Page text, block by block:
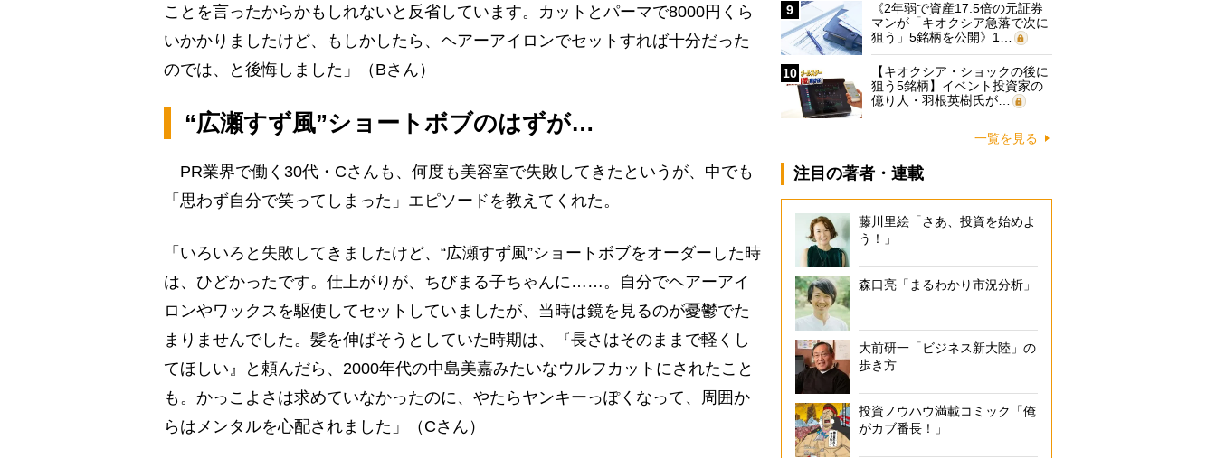
ことを言ったからかもしれないと反省しています。カットとパーマで8000円くら
いかかりましたけど、もしかしたら、ヘアーアイロンでセットすれば十分だった
のでは、と後悔しました」（Bさん）
“広瀬すず風”ショートボブのはずが…
PR業界で働く30代・Cさんも、何度も美容室で失敗してきたというが、中でも
「思わず自分で笑ってしまった」エピソードを教えてくれた。
「いろいろと失敗してきましたけど、“広瀬すず風”ショートボブをオーダーした時
は、ひどかったです。仕上がりが、ちびまる子ちゃんに……。自分でヘアーアイ
ロンやワックスを駆使してセットしていましたが、当時は鏡を見るのが憂鬱でた
まりませんでした。髪を伸ばそうとしていた時期は、『長さはそのままで軽くし
てほしい』と頼んだら、2000年代の中島美嘉みたいなウルフカットにされたこと
も。かっこよさは求めていなかったのに、やたらヤンキーっぽくなって、周囲か
らはメンタルを心配されました」（Cさん）
9
《2年弱で資産17.5倍の元証券
マンが「キオクシア急落で次に
狙う」5銘柄を公開》1…
10
【キオクシア・ショックの後に
狙う5銘柄】イベント投資家の
億り人・羽根英樹氏が…
一覧を見る
注目の著者・連載
藤川里絵「さあ、投資を始めよ
う！」
森口亮「まるわかり市況分析」
大前研一「ビジネス新大陸」の
歩き方
投資ノウハウ満載コミック「俺
がカブ番長！」